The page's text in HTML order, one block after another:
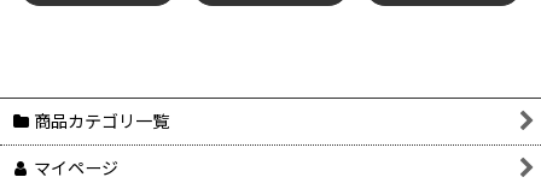
商品カテゴリ一覧
マイページ